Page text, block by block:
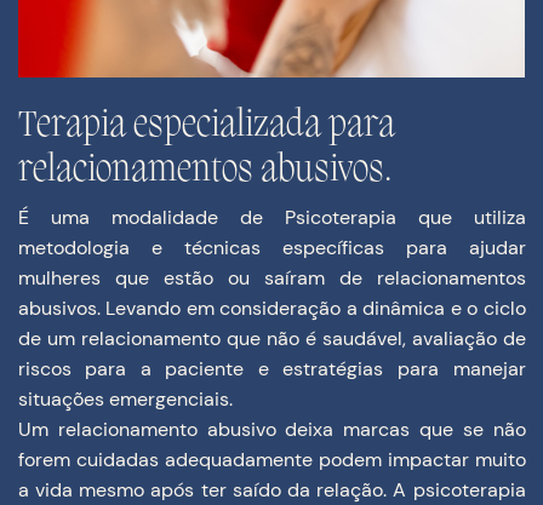
Terapia especializada para
relacionamentos abusivos.
É uma modalidade de Psicoterapia que utiliza
metodologia e técnicas específicas para ajudar
mulheres que estão ou saíram de relacionamentos
abusivos. Levando em consideração a dinâmica e o ciclo
de um relacionamento que não é saudável, avaliação de
riscos para a paciente e estratégias para manejar
situações emergenciais.
Um relacionamento abusivo deixa marcas que se não
forem cuidadas adequadamente podem impactar muito
a vida mesmo após ter saído da relação. A psicoterapia